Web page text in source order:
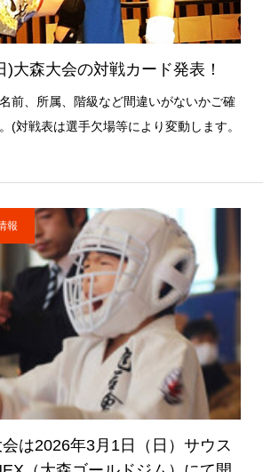
)大森大会の対戦カード発表！
前、所属、階級など間違いがないかご確
(対戦表は選手欠場等により変動します。
報
は2026年3月1日（日）サウス